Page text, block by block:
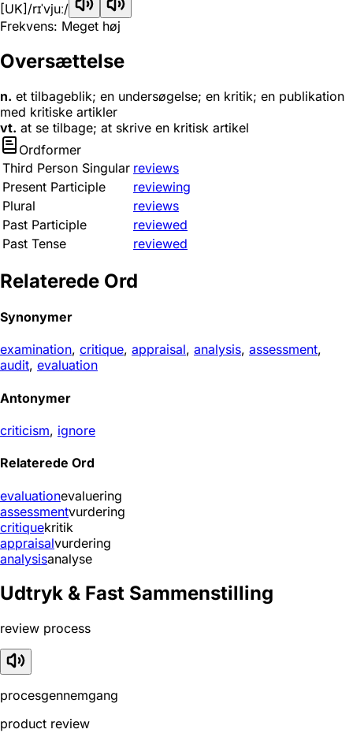
[UK] /rɪˈvjuː/
Frekvens: Meget høj
Oversættelse
n. et tilbageblik; en undersøgelse; en kritik; en publikation
med kritiske artikler
vt. at se tilbage; at skrive en kritisk artikel
Ordformer
Third Person Singular reviews
Present Participle
reviewing
Plural
reviews
Past Participle
reviewed
Past Tense
reviewed
Relaterede Ord
Synonymer
examination, critique, appraisal, analysis, assessment,
audit, evaluation
Antonymer
criticism, ignore
Relaterede Ord
evaluationevaluering
assessmentvurdering
critiquekritik
appraisalvurdering
analysisanalyse
Udtryk & Fast Sammenstilling
review process
procesgennemgang
product review